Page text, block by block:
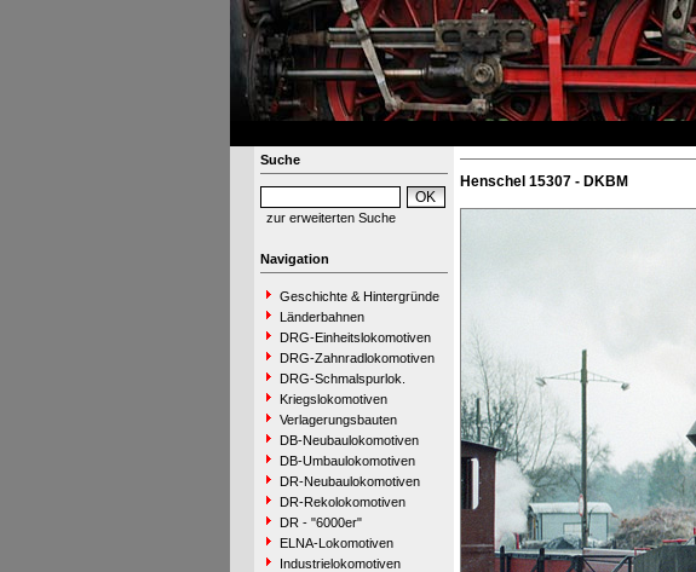
Suche
zur erweiterten Suche
Navigation
Geschichte & Hintergründe
Länderbahnen
DRG-Einheitslokomotiven
DRG-Zahnradlokomotiven
DRG-Schmalspurlok.
Kriegslokomotiven
Verlagerungsbauten
DB-Neubaulokomotiven
DB-Umbaulokomotiven
DR-Neubaulokomotiven
DR-Rekolokomotiven
DR - "6000er"
ELNA-Lokomotiven
Industrielokomotiven
Henschel 15307 - DKBM